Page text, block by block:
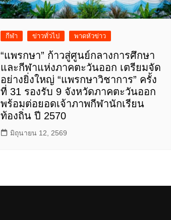
กีฬา ข่าวทั่วไป พาดหัวข่าว
“แพรกษา” ก้าวสู่ศูนย์กลางการศึกษา
และกีฬาแห่งภาคตะวันออก เตรียมจัด
อย่างยิ่งใหญ่ “แพรกษาวิชาการ” ครั้ง
ที่ 31 รองรับ 9 จังหวัดภาคตะวันออก
พร้อมต่อยอดเจ้าภาพกีฬานักเรียน
ท้องถิ่น ปี 2570
มิถุนายน 12, 2569